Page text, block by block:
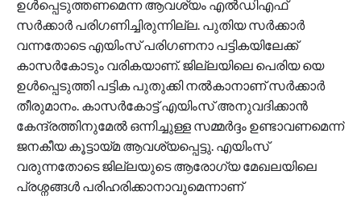
ഉൾപ്പെടുത്തണമെന്ന ആവശ്യം എൽഡിഎഫ്
സർക്കാർ പരിഗണിച്ചിരുന്നില്ല. പുതിയ സർക്കാർ
വന്നതോടെ എയിംസ് പരിഗണനാ പട്ടികയിലേക്ക്
കാസർകോടും വരികയാണ്. ജില്ലയിലെ പെരിയ യെ
ഉൾപ്പെടുത്തി പട്ടിക പുതുക്കി നൽകാനാണ് സർക്കാർ
തീരുമാനം. കാസർകോട്ട് എയിംസ് അനുവദിക്കാൻ
കേന്ദ്രത്തിനുമേൽ ഒന്നിച്ചുള്ള സമ്മർദ്ദം ഉണ്ടാവണമെന്ന്
ജനകീയ കൂട്ടായ്മ ആവശ്യപ്പെട്ടു. എയിംസ്
വരുന്നതോടെ ജില്ലയുടെ ആരോഗ്യ മേഖലയിലെ
പ്രശ്നങ്ങൾ പരിഹരിക്കാനാവുമെന്നാണ്